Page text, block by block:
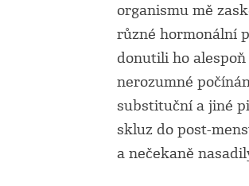
organismu mě
různé hormonální
donutili ho
nerozumné
substituční a jiné
skluz do post-
a nečekaně